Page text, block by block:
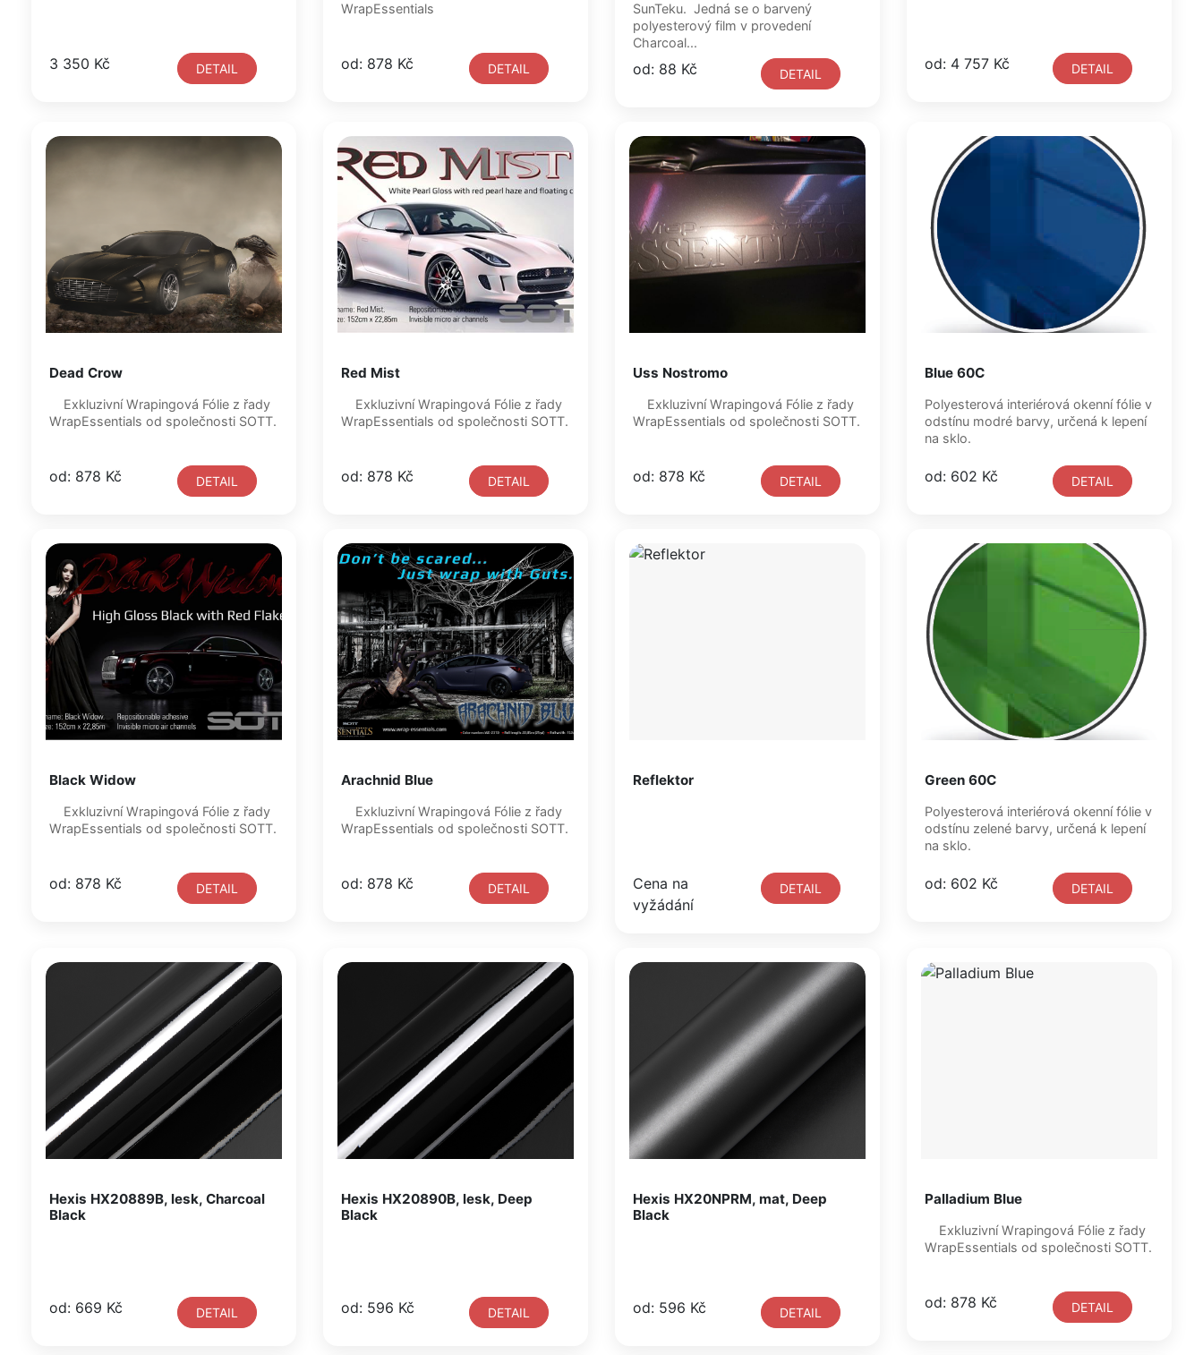
3 350 Kč DETAIL
WrapEssentials
od: 878 Kč DETAIL
SunTeku. Jedná se o barvený
polyesterový film v provedení
Charcoal...
od: 88 Kč DETAIL
od: 4 757 Kč DETAIL
Dead Crow
WrapEssentials od společnosti SOTT.
od: 878 Kč DETAIL
Red Mist
WrapEssentials od společnosti SOTT.
od: 878 Kč DETAIL
Uss Nostromo
WrapEssentials od společnosti SOTT.
od: 878 Kč DETAIL
Blue 60C
Polyesterová interiérová okenní fólie v
odstínu modré barvy, určená k lepení
na sklo.
od: 602 Kč DETAIL
Black Widow
WrapEssentials od společnosti SOTT.
od: 878 Kč DETAIL
Arachnid Blue
WrapEssentials od společnosti SOTT.
od: 878 Kč DETAIL
Reflektor
Cena na
vyžádání
DETAIL
Green 60C
Polyesterová interiérová okenní fólie v
odstínu zelené barvy, určená k lepení
na sklo.
od: 602 Kč DETAIL
Hexis HX20889B, lesk, Charcoal
Black
od: 669 Kč DETAIL
Hexis HX20890B, lesk, Deep
Black
od: 596 Kč DETAIL
Hexis HX20NPRM, mat, Deep
Black
od: 596 Kč DETAIL
Palladium Blue
WrapEssentials od společnosti SOTT.
od: 878 Kč DETAIL